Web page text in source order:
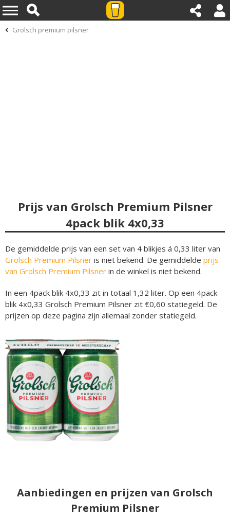
Grolsch premium pilsner
Prijs van Grolsch Premium Pilsner
4pack blik 4x0,33
De gemiddelde prijs van een set van 4 blikjes á 0,33 liter van
Grolsch Premium Pilsner is niet bekend. De gemiddelde prijs
van Grolsch Premium Pilsner in de winkel is niet bekend.
In een 4pack blik 4x0,33 zit in totaal 1,32 liter. Op een 4pack
blik 4x0,33 Grolsch Premium Pilsner zit €0,60 statiegeld. De
prijzen op deze pagina zijn allemaal zonder statiegeld.
Aanbiedingen en prijzen van Grolsch
Premium Pilsner